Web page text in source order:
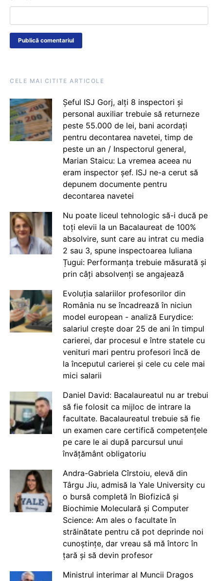
CELE MAI CITITE ARTICOLE
Șeful ISJ Gorj, alți 8 inspectori și
personal auxiliar trebuie să returneze
peste 55.000 de lei, bani acordați
pentru decontarea navetei, timp de
peste un an / Inspectorul general,
Marian Staicu: La vremea aceea nu
eram inspector șef. ISJ ne-a cerut să
depunem documente pentru
decontarea navetei
Nu poate liceul tehnologic să-i ducă pe
toți elevii la un Bacalaureat de 100%
absolvire, sunt care au intrat cu media
2 sau 3, spune inspectoarea Iuliana
Țugui: Performanța trebuie măsurată și
prin câți absolvenți se angajează
Evoluția salariilor profesorilor din
România nu se încadrează în niciun
model european - analiză Eurydice:
salariul crește doar 25 de ani în timpul
carierei, dar procesul e între statele cu
venituri mari pentru profesori încă de
la începutul carierei și cele cu cele mai
mici salarii
Daniel David: Bacalaureatul nu ar trebui
să fie folosit ca mijloc de intrare la
facultate. Bacalaureatul trebuie să fie
un examen care certifică competențele
pe care le ai după parcursul unui
învățământ obligatoriu
Andra-Gabriela Cîrstoiu, elevă din
Târgu Jiu, admisă la Yale University cu
o bursă completă în Biofizică și
Biochimie Moleculară și Computer
Science: Am ales o facultate în
străinătate pentru că pot deprinde noi
cunoștințe, dar vreau să mă întorc în
țară și să devin profesor
Ministrul interimar al Muncii Dragos